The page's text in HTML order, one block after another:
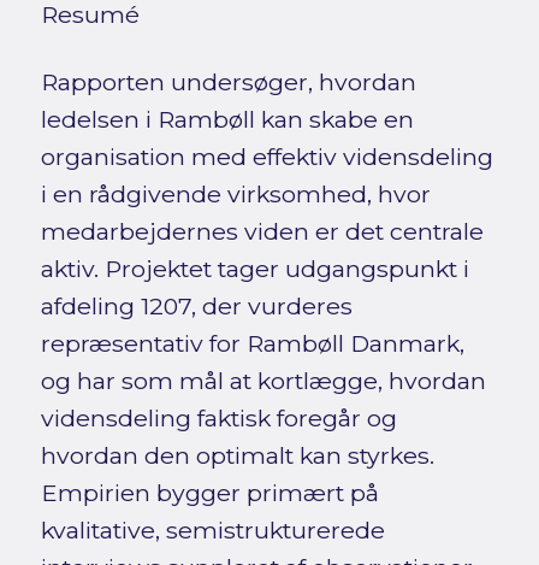
Resumé
Rapporten undersøger, hvordan
ledelsen i Rambøll kan skabe en
organisation med effektiv vidensdeling
i en rådgivende virksomhed, hvor
medarbejdernes viden er det centrale
aktiv. Projektet tager udgangspunkt i
afdeling 1207, der vurderes
repræsentativ for Rambøll Danmark,
og har som mål at kortlægge, hvordan
vidensdeling faktisk foregår og
hvordan den optimalt kan styrkes.
Empirien bygger primært på
kvalitative, semistrukturerede